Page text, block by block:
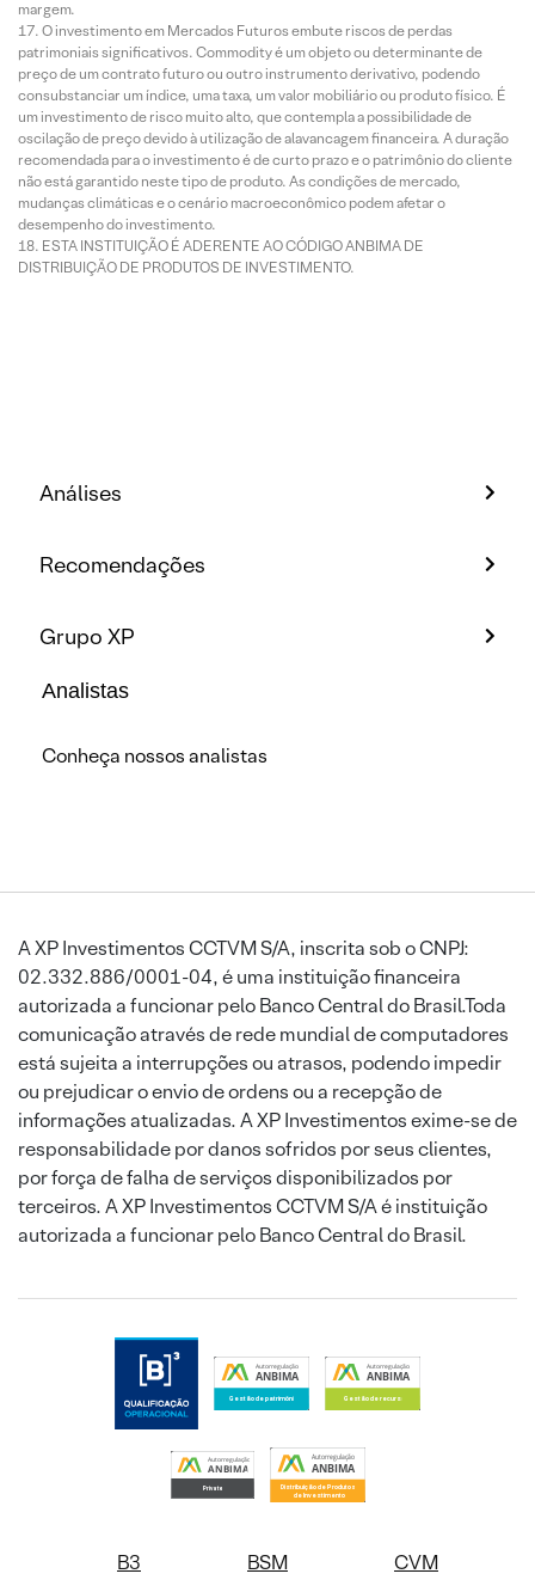
margem.
O investimento em Mercados Futuros embute riscos de perdas
patrimoniais significativos. Commodity é um objeto ou determinante de
preço de um contrato futuro ou outro instrumento derivativo, podendo
consubstanciar um índice, uma taxa, um valor mobiliário ou produto físico. É
um investimento de risco muito alto, que contempla a possibilidade de
oscilação de preço devido à utilização de alavancagem financeira. A duração
recomendada para o investimento é de curto prazo e o patrimônio do cliente
não está garantido neste tipo de produto. As condições de mercado,
mudanças climáticas e o cenário macroeconômico podem afetar o
desempenho do investimento.
ESTA INSTITUIÇÃO É ADERENTE AO CÓDIGO ANBIMA DE
DISTRIBUIÇÃO DE PRODUTOS DE INVESTIMENTO.
Análises
Recomendações
Grupo XP
Analistas
Conheça nossos analistas
A XP Investimentos CCTVM S/A, inscrita sob o CNPJ:
02.332.886/0001-04, é uma instituição financeira
autorizada a funcionar pelo Banco Central do Brasil.Toda
comunicação através de rede mundial de computadores
está sujeita a interrupções ou atrasos, podendo impedir
ou prejudicar o envio de ordens ou a recepção de
informações atualizadas. A XP Investimentos exime-se de
responsabilidade por danos sofridos por seus clientes,
por força de falha de serviços disponibilizados por
terceiros. A XP Investimentos CCTVM S/A é instituição
autorizada a funcionar pelo Banco Central do Brasil.
B3 BSM CVM